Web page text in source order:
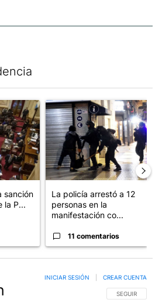
con el título "El Senado dio media
sanción
la P...
Un artículo de tendencia con
La policía arrestó a 12
personas en la
manifestación co...
11 comentarios
SIGA ESTA
SEGUIR
INICIAR SESIÓN CREAR CUENTA